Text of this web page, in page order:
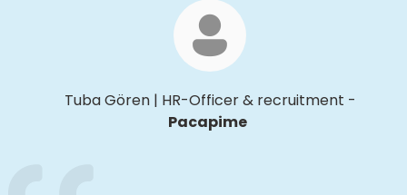
Tuba Gören | HR-Officer& recruitment -
Pacapime